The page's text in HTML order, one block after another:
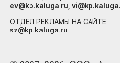
ev@kp.kaluga.ru,
ОТДЕЛ РЕКЛАМЫ НА САЙТЕ
sz@kp.kaluga.ru